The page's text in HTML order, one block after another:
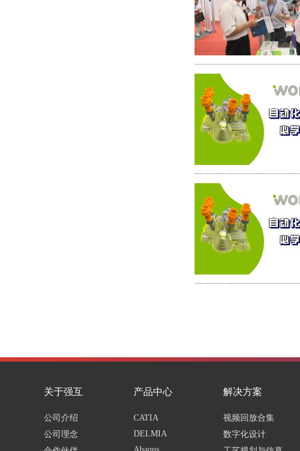
关于强互
公司介绍
公司理念
产品中心
CATIA
DELMIA
解决方案
视频回放合集
数字化设计